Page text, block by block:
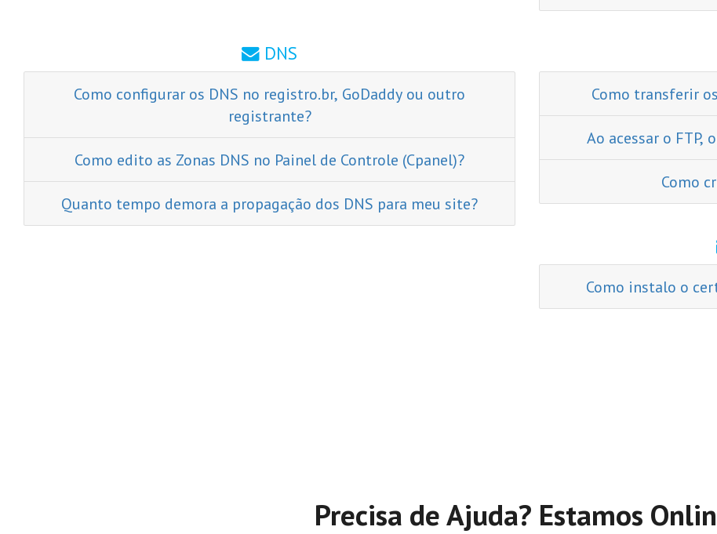
DNS
Como configurar os DNS no registro.br, GoDaddy ou outro
registrante?
Como edito as Zonas DNS no Painel de Controle (Cpanel)?
Quanto tempo demora a propagação dos DNS para meu site?
Como transferir
Ao acessar o FTP,
Como
Como instalo o
Precisa de Ajuda? Estamos